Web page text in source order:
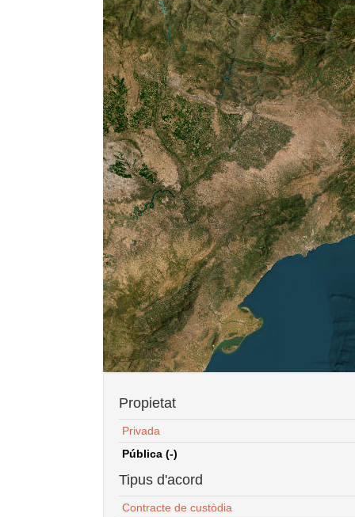
Propietat
Privada
Pública (-)
Tipus d'acord
Contracte de custòdia